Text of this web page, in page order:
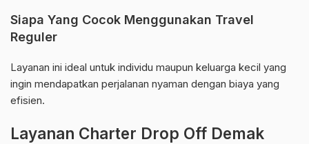
Siapa Yang Cocok Menggunakan Travel
Reguler
Layanan ini ideal untuk individu maupun keluarga kecil yang
ingin mendapatkan perjalanan nyaman dengan biaya yang
efisien.
Layanan Charter Drop Off Demak